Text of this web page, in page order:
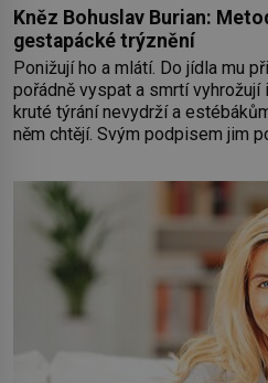
Kněz Bohuslav Burian:
gestapácké trýznění
Ponižují ho a mlátí. Do jídla mu
pořádně vyspat a smrtí vyhrožují
kruté týrání nevydrží a
něm chtějí. Svým podpisem jim
Syn brněnského řezníka chce